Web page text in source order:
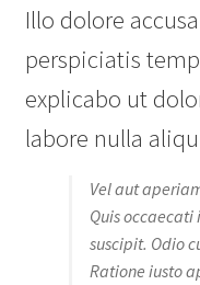
Illo dolore
perspiciatis
explicabo ut
labore nulla
Vel aut
Quis
suscipit. Odio
Ratione iusto